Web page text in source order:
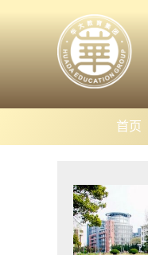
首页